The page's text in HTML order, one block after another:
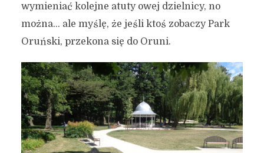
wymieniać kolejne atuty owej dzielnicy, no
można… ale myślę, że jeśli ktoś zobaczy Park
Oruński, przekona się do Oruni.